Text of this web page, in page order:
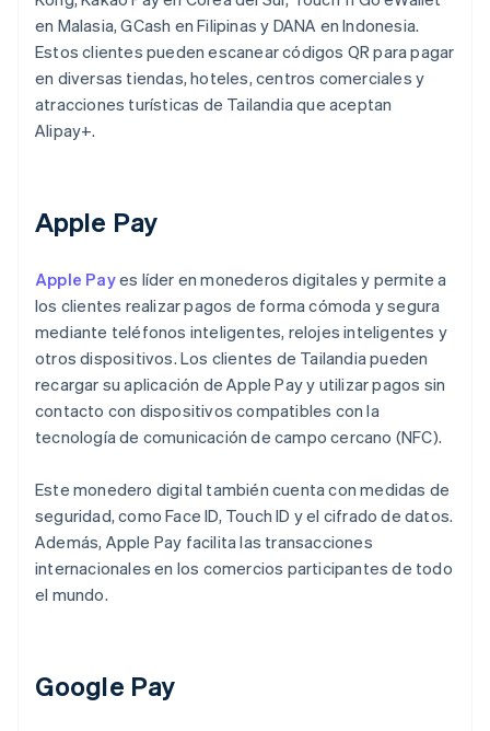
en Malasia, GCash en Filipinas y DANA en Indonesia.
Estos clientes pueden escanear códigos QR para pagar
en diversas tiendas, hoteles, centros comerciales y
atracciones turísticas de Tailandia que aceptan
Alipay+.
Apple Pay
Apple Payes líder en monederos digitales y permite a
los clientes realizar pagos de forma cómoda y segura
mediante teléfonos inteligentes, relojes inteligentes y
otros dispositivos. Los clientes de Tailandia pueden
recargar su aplicación de Apple Pay y utilizar pagos sin
contacto con dispositivos compatibles con la
tecnología de comunicación de campo cercano (NFC).
Este monedero digital también cuenta con medidas de
seguridad, como Face ID, Touch ID y el cifrado de datos.
Además, Apple Pay facilita las transacciones
internacionales en los comercios participantes de todo
el mundo.
Google Pay